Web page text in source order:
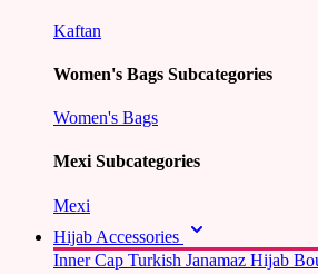
Kaftan
Women's Bags Subcategories
Women's Bags
Mexi Subcategories
Mexi
Hijab Accessories
Inner Cap Turkish Janamaz Hijab